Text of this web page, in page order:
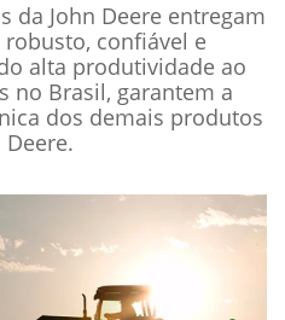
da John Deere entregam
confiável e
alta produtividade ao
no Brasil, garantem a
dos demais produtos
Deere.